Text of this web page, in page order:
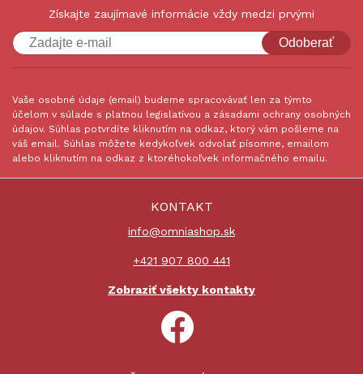
Získajte zaujímavé informácie vždy medzi prvými
Odoberať
Vaše osobné údaje (email) budeme spracovávať len za týmto
účelom v súlade s platnou legislatívou a zásadami ochrany osobných
údajov. Súhlas potvrdíte kliknutím na odkaz, ktorý vám pošleme na
váš email. Súhlas môžete kedykoľvek odvolať písomne, emailom
alebo kliknutím na odkaz z ktoréhokoľvek informačného emailu.
KONTAKT
info@omniashop.sk
+421 907 800 441
Zobraziť všekty kontakty